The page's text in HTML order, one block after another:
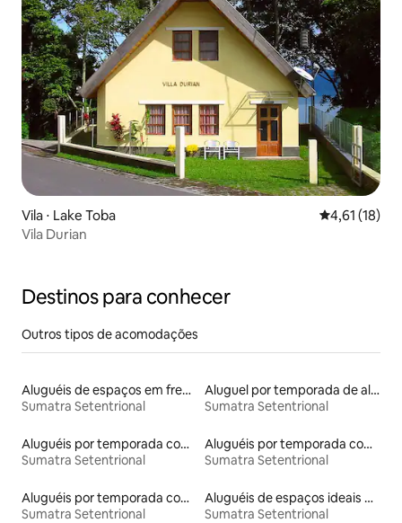
Vila ⋅ Lake Toba 4,61 de uma
4,61 (18)
Vila Durian
Destinos para conhecer
Outros tipos de acomodações
Aluguéis de espaços em frente à praia
Sumatra Setentrional
Aluguel por temporada de alojamentos ecológicos
Sumatra Setentrional
Aluguéis por temporada com banheira de hidromassagem
Sumatra Setentrional
Aluguéis por temporada com acesso à praia
Sumatra Setentrional
Aluguéis por temporada com café da manhã
Sumatra Setentrional
Aluguéis de espaços ideais para famílias
Sumatra Setentrional